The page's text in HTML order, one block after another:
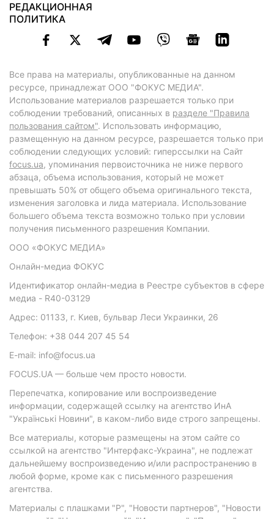
РЕДАКЦИОННАЯ
ПОЛИТИКА
Все права на материалы, опубликованные на данном
ресурсе, принадлежат ООО "ФОКУС МЕДИА".
Использование материалов разрешается только при
соблюдении требований, описанных в разделе "Правила
пользования сайтом". Использовать информацию,
размещенную на данном ресурсе, разрешается только при
соблюдении следующих условий: гиперссылки на Сайт
focus.ua, упоминания первоисточника не ниже первого
абзаца, объема использования, который не может
превышать 50% от общего объема оригинального текста,
изменения заголовка и лида материала. Использование
большего объема текста возможно только при условии
получения письменного разрешения Компании.
ООО «ФОКУС МЕДИА»
Онлайн-медиа ФОКУС
Идентификатор онлайн-медиа в Реестре субъектов в сфере
медиа - R40-03129
Адрес: 01133, г. Киев, бульвар Леси Украинки, 26
Телефон: +38 044 207 45 54
E-mail: info@focus.ua
FOCUS.UA — больше чем просто новости.
Перепечатка, копирование или воспроизведение
информации, содержащей ссылку на агентство ИнА
"Українські Новини", в каком-либо виде строго запрещены.
Все материалы, которые размещены на этом сайте со
ссылкой на агентство "Интерфакс-Украина", не подлежат
дальнейшему воспроизведению и/или распространению в
любой форме, кроме как с письменного разрешения
агентства.
Материалы с плашками "Р", "Новости партнеров", "Новости